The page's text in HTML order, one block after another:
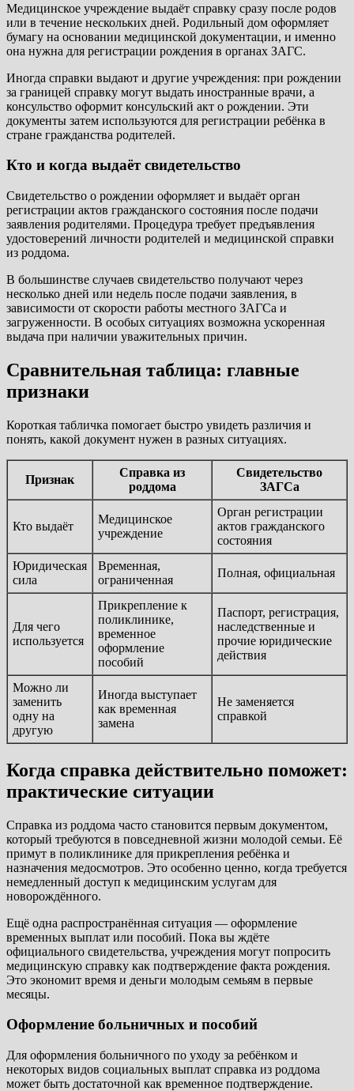
Медицинское учреждение выдаёт справку сразу после родов
или в течение нескольких дней. Родильный дом оформляет
бумагу на основании медицинской документации, и именно
она нужна для регистрации рождения в органах ЗАГС.
Иногда справки выдают и другие учреждения: при рождении
за границей справку могут выдать иностранные врачи, а
консульство оформит консульский акт о рождении. Эти
документы затем используются для регистрации ребёнка в
стране гражданства родителей.
Кто и когда выдаёт свидетельство
Свидетельство о рождении оформляет и выдаёт орган
регистрации актов гражданского состояния после подачи
заявления родителями. Процедура требует предъявления
удостоверений личности родителей и медицинской справки
из роддома.
В большинстве случаев свидетельство получают через
несколько дней или недель после подачи заявления, в
зависимости от скорости работы местного ЗАГСа и
загруженности. В особых ситуациях возможна ускоренная
выдача при наличии уважительных причин.
Сравнительная таблица: главные
признаки
Короткая табличка помогает быстро увидеть различия и
понять, какой документ нужен в разных ситуациях.
Признак
Справка из
роддома
Свидетельство
ЗАГСа
Кто выдаёт
Медицинское
учреждение
Орган регистрации
актов гражданского
состояния
Юридическая
сила
Временная,
ограниченная
Полная, официальная
Для чего
используется
Прикрепление к
поликлинике,
временное
оформление
пособий
Паспорт, регистрация,
наследственные и
прочие юридические
действия
Можно ли
заменить
одну на
другую
Иногда выступает
как временная
замена
Не заменяется
справкой
Когда справка действительно поможет:
практические ситуации
Справка из роддома часто становится первым документом,
который требуются в повседневной жизни молодой семьи. Её
примут в поликлинике для прикрепления ребёнка и
назначения медосмотров. Это особенно ценно, когда требуется
немедленный доступ к медицинским услугам для
новорождённого.
Ещё одна распространённая ситуация — оформление
временных выплат или пособий. Пока вы ждёте
официального свидетельства, учреждения могут попросить
медицинскую справку как подтверждение факта рождения.
Это экономит время и деньги молодым семьям в первые
месяцы.
Оформление больничных и пособий
Для оформления больничного по уходу за ребёнком и
некоторых видов социальных выплат справка из роддома
может быть достаточной как временное подтверждение.